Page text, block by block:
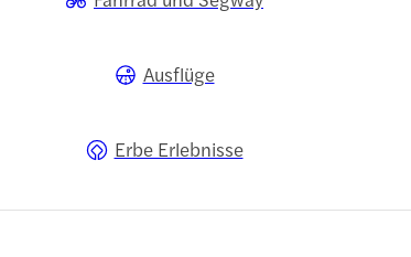
Ausflüge
Erbe Erlebnisse